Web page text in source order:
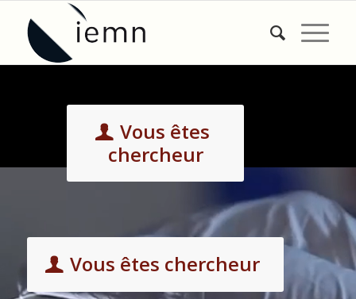
Vous êtes
chercheur
Vous êtes chercheur